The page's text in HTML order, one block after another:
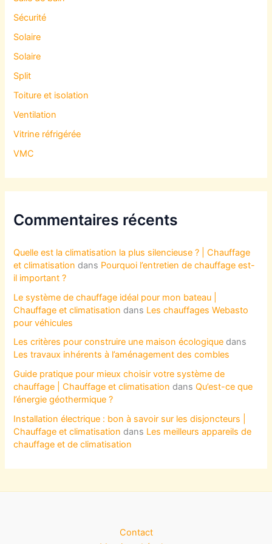
Sécurité
Solaire
Solaire
Split
Toiture et isolation
Ventilation
Vitrine réfrigérée
VMC
Commentaires récents
Quelle est la climatisation la plus silencieuse ? | Chauffage
et climatisation dans Pourquoi l’entretien de chauffage est-
il important ?
Le système de chauffage idéal pour mon bateau |
Chauffage et climatisation dans Les chauffages Webasto
pour véhicules
Les critères pour construire une maison écologique dans
Les travaux inhérents à l’aménagement des combles
Guide pratique pour mieux choisir votre système de
chauffage | Chauffage et climatisation dansQu’est-ce que
l’énergie géothermique ?
Installation électrique : bon à savoir sur les disjoncteurs |
Chauffage et climatisation dans Les meilleurs appareils de
chauffage et de climatisation
Contact